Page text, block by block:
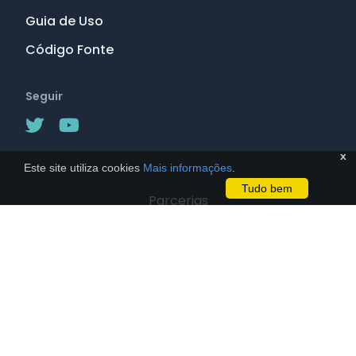
x
Este site utiliza cookies Mais informações
Tudo bem
Guia de Uso
Código Fonte
Seguir
Parcerias